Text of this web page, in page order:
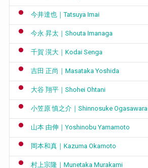
今井達也｜Tatsuya Imai
今永 昇太｜Shouta Imanaga
千賀 滉大｜Kodai Senga
吉田 正尚｜Masataka Yoshida
大谷 翔平｜Shohei Ohtani
小笠原 慎之介｜Shinnosuke Ogasawara
山本 由伸｜Yoshinobu Yamamoto
岡本和真｜Kazuma Okamoto
村上宗隆｜Munetaka Murakami